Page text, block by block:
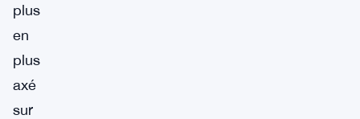
plus
en
plus
axé
sur